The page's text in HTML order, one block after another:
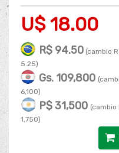
U$ 18.00
R$ 94.50 (cambio
5.25)
Gs. 109,800
6,100)
P$ 31,500 (cambio
1,750)